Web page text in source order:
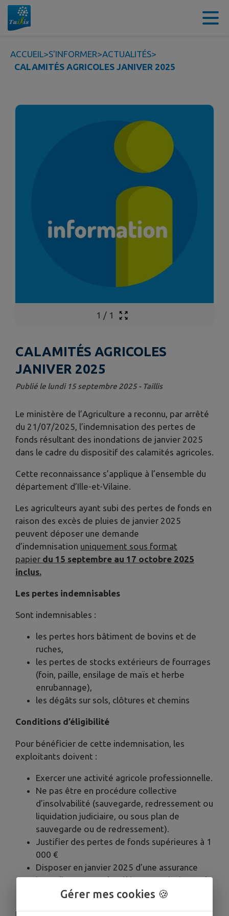
Contenu
ACCUEIL>S'INFORMER>ACTUALITÉS>
CALAMITÉS AGRICOLES JANIVER 2025
1 / 1
CALAMITÉS AGRICOLES
JANIVER 2025
Publié le lundi 15 septembre 2025 - Taillis
Le ministère de l’Agriculture a reconnu, par arrêté
du 21/07/2025, l’indemnisation des pertes de
fonds résultant des inondations de janvier 2025
dans le cadre du dispositif des calamités agricoles.
Cette reconnaissance s’applique à l’ensemble du
département d’Ille-et-Vilaine.
Les agriculteurs ayant subi des pertes de fonds en
raison des excès de pluies de janvier 2025
peuvent déposer une demande
d’indemnisation uniquement sous format
papier du 15 septembre au 17 octobre 2025
inclus.
Les pertes indemnisables
Sont indemnisables :
les pertes hors bâtiment de bovins et de
ruches,
les pertes de stocks extérieurs de fourrages
(foin, paille, ensilage de maïs et herbe
enrubannage),
les dégâts sur sols, clôtures et chemins
Conditions d’éligibilité
Pour bénéficier de cette indemnisation, les
exploitants doivent :
Exercer une activité agricole professionnelle.
Ne pas être en procédure collective
d’insolvabilité (sauvegarde, redressement ou
liquidation judiciaire, ou sous plan de
sauvegarde ou de redressement).
Justifier des pertes de fonds supérieures à 1
000 €
Disposer en janvier 2025 d’une assurance
incendie couvrant les éléments principaux de
l'exploitation.
Gérer mes cookies 🍪